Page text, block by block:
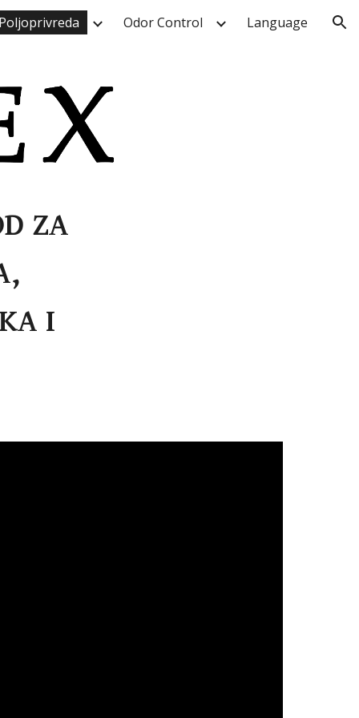
Poljoprivreda Odor Control Language
ZA
,
I